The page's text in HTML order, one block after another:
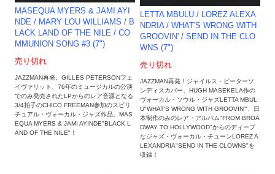
MASEQUA MYERS & JAMI AYI
NDE / MARY LOU WILLIAMS / B
LACK LAND OF THE NILE / CO
MMUNION SONG #3 (7")
売り切れ
JAZZMAN再発。GILLES PETERSONフェ
イヴァリット、76年のミュージカルの公演
でのみ発売されたLPからのレア音源となる
3/4拍子のCHICO FREEMAN参加のスピリ
チュアル・ヴォーカル・ジャズ作品。MAS
EQUA MYERS & JAMI AYINDE"BLACK L
AND OF THE NILE"！
LETTA MBULU / LOREZ ALEXA
NDRIA / WHAT'S WRONG WITH
GROOVIN' / SEND IN THE CLO
WNS (7")
売り切れ
JAZZMAN再発！ジャイルス・ピーターソ
ンディスカバー、HUGH MASEKELA作の
ヴォーカル・ソウル・ジャズLETTA MBUL
U"WHAT'S WRONG WITH GROOVIN'"、日
本制作のみのレア・アルバム"FROM BROA
DWAY TO HOLLYWOOD"からのディープ
なジャズ・ヴォーカル・チューンLOREZ A
LEXANDRIA"SEND IN THE CLOWNS"を
収録！